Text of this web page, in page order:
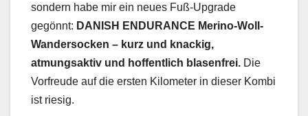
sondern habe mir ein neues Fuß-Upgrade
gegönnt: DANISH ENDURANCE Merino-Woll-
Wandersocken – kurz und knackig,
atmungsaktiv und hoffentlich blasenfrei. Die
Vorfreude auf die ersten Kilometer in dieser Kombi
ist riesig.